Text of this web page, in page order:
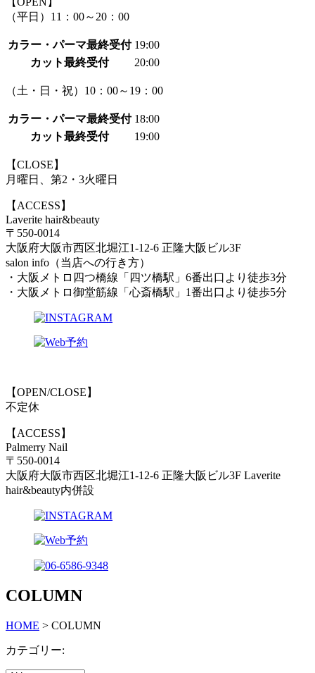
（平日）11：00～20：00
カラー・パーマ最終受付 19:00
カット最終受付
20:00
（土・日・祝）10：00～19：00
カラー・パーマ最終受付 18:00
カット最終受付
19:00
【CLOSE】
月曜日、第2・3火曜日
【ACCESS】
Laverite hair&beauty
〒550-0014
大阪府大阪市西区北堀江1-12-6 正隆大阪ビル3F
salon info（当店への行き方）
・大阪メトロ四つ橋線「四ツ橋駅」6番出口より徒歩3分
・大阪メトロ御堂筋線「心斎橋駅」1番出口より徒歩5分
【OPEN/CLOSE】
不定休
【ACCESS】
Palmerry Nail
〒550-0014
大阪府大阪市西区北堀江1-12-6 正隆大阪ビル3F Laverite
hair&beauty内併設
COLUMN
HOME > COLUMN
カテゴリー: